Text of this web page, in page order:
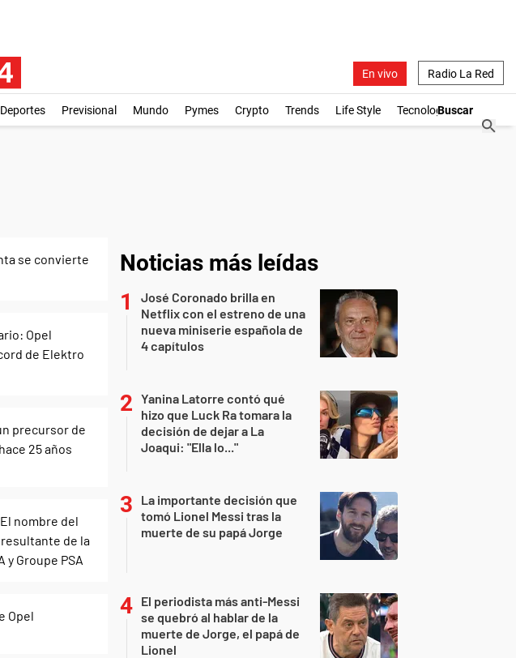
En vivo Radio La Red
Deportes Previsional Mundo Pymes Crypto Trends Life Style Tecnología
Noticias más leídas
José Coronado brilla en
Netflix con el estreno de una
nueva miniserie española de
4 capítulos
Yanina Latorre contó qué
hizo que Luck Ra tomara la
decisión de dejar a La
Joaqui: "Ella lo..."
La importante decisión que
tomó Lionel Messi tras la
muerte de su papá Jorge
El periodista más anti-Messi
se quebró al hablar de la
muerte de Jorge, el papá de
Lionel